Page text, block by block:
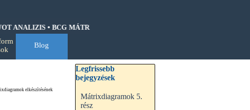
• BCG MÁTRIX • HOSHIN KANRI • QFD • CASH-FLOW • GANTT
▼
Blog
elkészítésének
Kihagy blokk Legfrissebb bejegyzések
Legfrissebb
bejegyzések
Mátrixdiagramok 5.
rész